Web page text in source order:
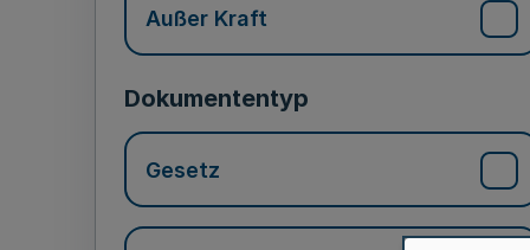
Außer Kraft
Dokumententyp
Gesetz